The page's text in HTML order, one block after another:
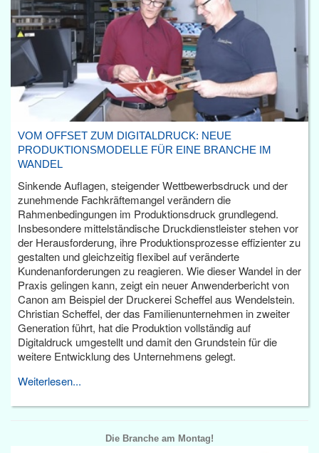
VOM OFFSET ZUM DIGITALDRUCK: NEUE
PRODUKTIONSMODELLE FÜR EINE BRANCHE IM
WANDEL
Sinkende Auflagen, steigender Wettbewerbsdruck und der
zunehmende Fachkräftemangel verändern die
Rahmenbedingungen im Produktionsdruck grundlegend.
Insbesondere mittelständische Druckdienstleister stehen vor
der Herausforderung, ihre Produktionsprozesse effizienter zu
gestalten und gleichzeitig flexibel auf veränderte
Kundenanforderungen zu reagieren. Wie dieser Wandel in der
Praxis gelingen kann, zeigt ein neuer Anwenderbericht von
Canon am Beispiel der Druckerei Scheffel aus Wendelstein.
Christian Scheffel, der das Familienunternehmen in zweiter
Generation führt, hat die Produktion vollständig auf
Digitaldruck umgestellt und damit den Grundstein für die
weitere Entwicklung des Unternehmens gelegt.
Weiterlesen...
Die Branche am Montag!